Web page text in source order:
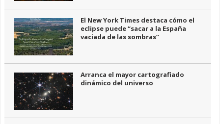
El New York Times destaca cómo el
eclipse puede “sacar a la España
vaciada de las sombras”
Arranca el mayor cartografiado
dinámico del universo